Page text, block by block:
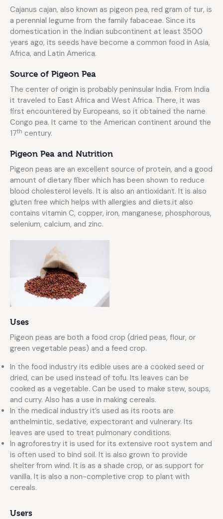
Cajanus cajan, also known as pigeon pea, red gram of tur, is
a perennial legume from the family fabaceae. Since its
domestication in the Indian subcontinent at least 3500
years ago, its seeds have become a common food in Asia,
Africa, and Latin America.
Source of Pigeon Pea
The center of origin is probably peninsular India. From India
it traveled to East Africa and West Africa. There, it was
first encountered by Europeans, so it obtained the name
Congo pea. It came to the American continent around the
17th century.
Pigeon Pea and Nutrition
Pigeon peas are an excellent source of protein, and a good
amount of dietary fiber which has been shown to reduce
blood cholesterol levels. It is also an antioxidant. It is also
gluten free which helps with allergies and diets.it also
contains vitamin C, copper, iron, manganese, phosphorous,
selenium, calcium, and zinc.
Uses
Pigeon peas are both a food crop (dried peas, flour, or
green vegetable peas) and a feed crop.
In the food industry its edible uses are a cooked seed or
dried, can be used instead of tofu. Its leaves can be
cooked as a vegetable. Can be used to make stew, soups,
and curry. Also has a use in making cereals.
In the medical industry it’s used as its roots are
anthelmintic, sedative, expectorant and vulnerary. Its
leaves are used to treat pulmonary conditions.
In agroforestry it is used for its extensive root system and
is often used to bind soil. It is also grown to provide
shelter from wind. It is as a shade crop, or as support for
vanilla. It is also a non-completive crop to plant with
cereals.
Users